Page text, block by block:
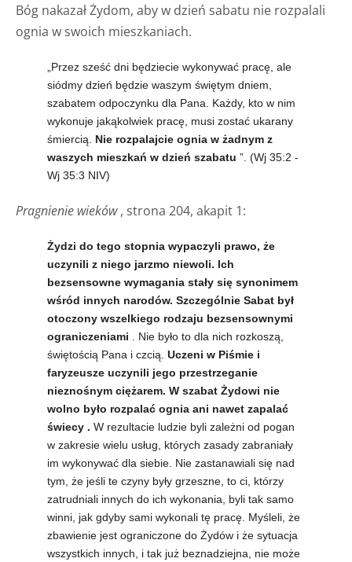
Bóg nakazał Żydom, aby w dzień sabatu nie rozpalali
ognia w swoich mieszkaniach.
„Przez sześć dni będziecie wykonywać pracę, ale
siódmy dzień będzie waszym świętym dniem,
szabatem odpoczynku dla Pana. Każdy, kto w nim
wykonuje jakąkolwiek pracę, musi zostać ukarany
śmiercią. Nie rozpalajcie ognia w żadnym z
waszych mieszkań w dzień szabatu ”. (Wj 35:2 -
Wj 35:3 NIV)
Pragnienie wieków, strona 204, akapit 1:
Żydzi do tego stopnia wypaczyli prawo, że
uczynili z niego jarzmo niewoli. Ich
bezsensowne wymagania stały się synonimem
wśród innych narodów. Szczególnie Sabat był
otoczony wszelkiego rodzaju bezsensownymi
ograniczeniami . Nie było to dla nich rozkoszą,
świętością Pana i czcią. Uczeni w Piśmie i
faryzeusze uczynili jego przestrzeganie
nieznośnym ciężarem. W szabat Żydowi nie
wolno było rozpalać ognia ani nawet zapalać
świecy . W rezultacie ludzie byli zależni od pogan
w zakresie wielu usług, których zasady zabraniały
im wykonywać dla siebie. Nie zastanawiali się nad
tym, że jeśli te czyny były grzeszne, to ci, którzy
zatrudniali innych do ich wykonania, byli tak samo
winni, jak gdyby sami wykonali tę pracę. Myśleli, że
zbawienie jest ograniczone do Żydów i że sytuacja
wszystkich innych, i tak już beznadziejna, nie może